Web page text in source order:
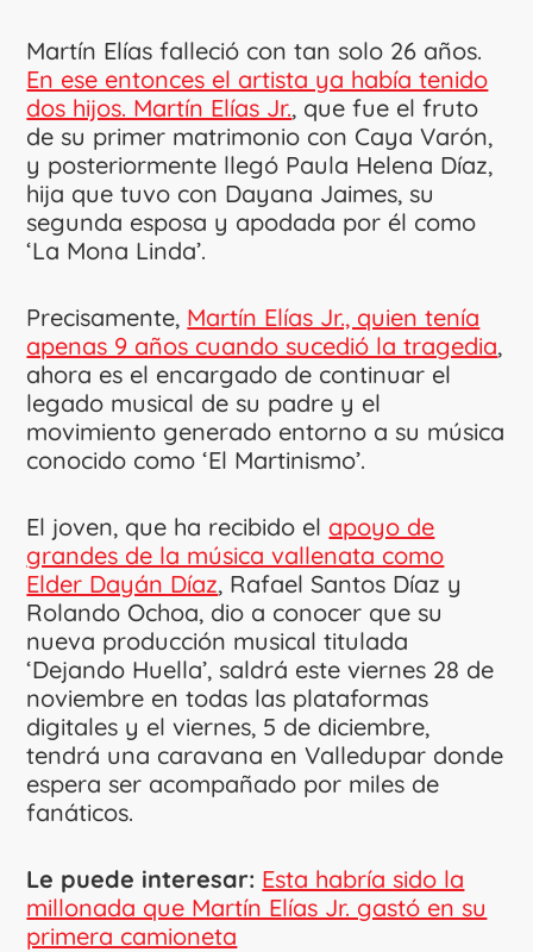
Martín Elías falleció con tan solo 26 años.
En ese entonces el artista ya había tenido
dos hijos. Martín Elías Jr., que fue el fruto
de su primer matrimonio con Caya Varón,
y posteriormente llegó Paula Helena Díaz,
hija que tuvo con Dayana Jaimes, su
segunda esposa y apodada por él como
‘La Mona Linda’.
Precisamente, Martín Elías Jr., quien tenía
apenas 9 años cuando sucedió la tragedia,
ahora es el encargado de continuar el
legado musical de su padre y el
movimiento generado entorno a su música
conocido como ‘El Martinismo’.
El joven, que ha recibido el apoyo de
grandes de la música vallenata como
Elder Dayán Díaz, Rafael Santos Díaz y
Rolando Ochoa, dio a conocer que su
nueva producción musical titulada
‘Dejando Huella’, saldrá este viernes 28 de
noviembre en todas las plataformas
digitales y el viernes, 5 de diciembre,
tendrá una caravana en Valledupar donde
espera ser acompañado por miles de
fanáticos.
Le puede interesar: Esta habría sido la
millonada que Martín Elías Jr. gastó en su
primera camioneta